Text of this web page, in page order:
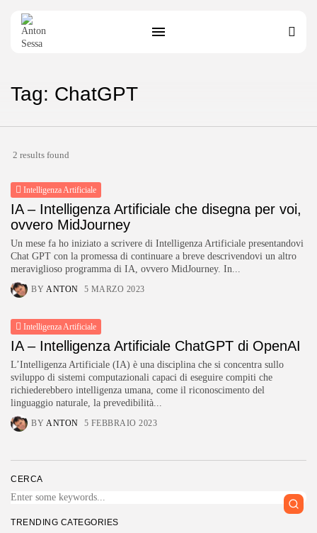
Tag: ChatGPT
2 results found
Intelligenza Artificiale
IA – Intelligenza Artificiale che disegna per voi,
ovvero MidJourney
Un mese fa ho iniziato a scrivere di Intelligenza Artificiale presentandovi
Chat GPT con la promessa di continuare a breve descrivendovi un altro
meraviglioso programma di IA, ovvero MidJourney. In...
BY ANTON 5 MARZO 2023
Intelligenza Artificiale
IA – Intelligenza Artificiale ChatGPT di OpenAI
L’Intelligenza Artificiale (IA) è una disciplina che si concentra sullo
sviluppo di sistemi computazionali capaci di eseguire compiti che
richiederebbero intelligenza umana, come il riconoscimento del
linguaggio naturale, la prevedibilità...
BY ANTON 5 FEBBRAIO 2023
CERCA
TRENDING CATEGORIES